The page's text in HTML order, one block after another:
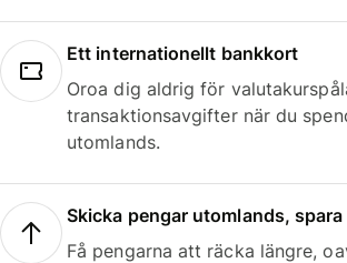
Ett internationellt bankkort
Oroa dig aldrig för
transaktionsavgifter när du
utomlands.
Skicka pengar utomlands,
Få pengarna att räcka längre,